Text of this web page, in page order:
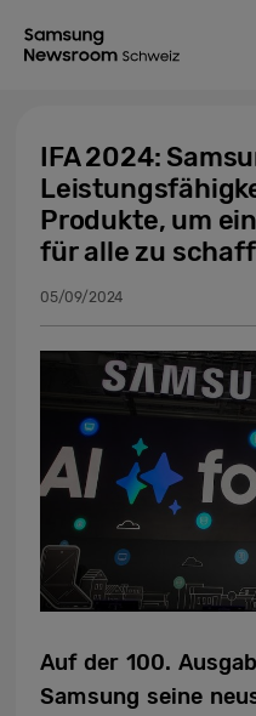
IFA 2024:
Produkte, um
für alle zu
05/09/2024
Auf der 100.
Samsung seine